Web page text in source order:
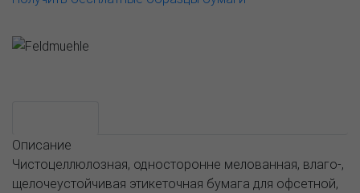
Описание
Чистоцеллюлозная, односторонне мелованная, влаго-,
щелочеустойчивая этикеточная бумага для офсетной,